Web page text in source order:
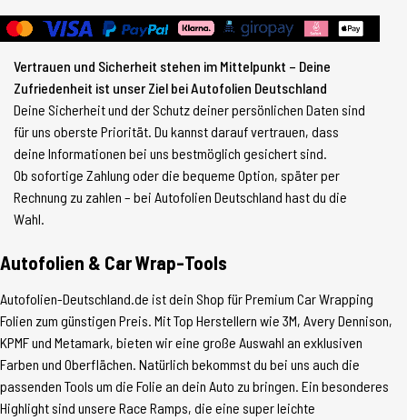
Vertrauen und Sicherheit stehen im Mittelpunkt – Deine
Zufriedenheit ist unser Ziel bei Autofolien Deutschland
Deine Sicherheit und der Schutz deiner persönlichen Daten sind
für uns oberste Priorität. Du kannst darauf vertrauen, dass
deine Informationen bei uns bestmöglich gesichert sind.
Ob sofortige Zahlung oder die bequeme Option, später per
Rechnung zu zahlen – bei Autofolien Deutschland hast du die
Wahl.
Autofolien & Car Wrap-Tools
Autofolien-Deutschland.de ist dein Shop für Premium Car Wrapping
Folien zum günstigen Preis. Mit Top Herstellern wie 3M, Avery Dennison,
KPMF und Metamark, bieten wir eine große Auswahl an exklusiven
Farben und Oberflächen. Natürlich bekommst du bei uns auch die
passenden Tools um die Folie an dein Auto zu bringen. Ein besonderes
Highlight sind unsere Race Ramps, die eine super leichte